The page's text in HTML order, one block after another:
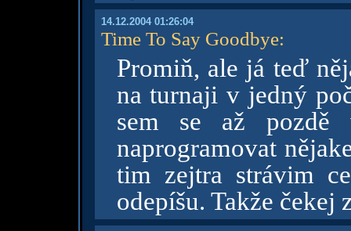
14.12.2004 01:26:04
Time To Say Goodbye:
Promiň, ale já teď
na turnaji v jedný
sem se až pozdě
naprogramovat
tim zejtra strávim
odepíšu. Takže čekej